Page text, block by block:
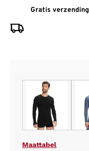
Gratis
Maattabel